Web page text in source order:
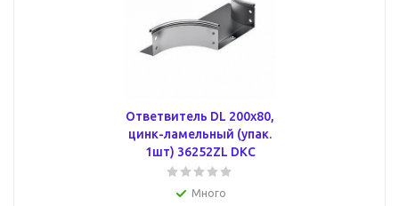
Ответвитель DL 200х80,
цинк-ламельный (упак.
1шт) 36252ZL DKC
Много